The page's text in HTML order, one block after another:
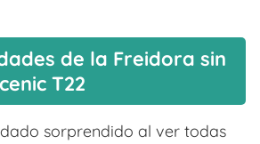
de la Freidora sin
T22
sorprendido al ver todas